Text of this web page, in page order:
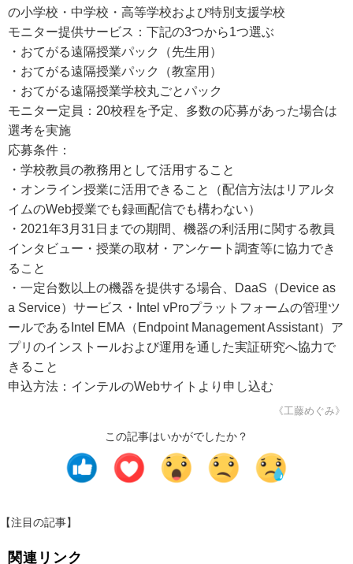
の小学校・中学校・高等学校および特別支援学校
モニター提供サービス：下記の3つから1つ選ぶ
・おてがる遠隔授業パック（先生用）
・おてがる遠隔授業パック（教室用）
・おてがる遠隔授業学校丸ごとパック
モニター定員：20校程を予定、多数の応募があった場合は
選考を実施
応募条件：
・学校教員の教務用として活用すること
・オンライン授業に活用できること（配信方法はリアルタ
イムのWeb授業でも録画配信でも構わない）
・2021年3月31日までの期間、機器の利活用に関する教員
インタビュー・授業の取材・アンケート調査等に協力でき
ること
・一定台数以上の機器を提供する場合、DaaS（Device as
a Service）サービス・Intel vProプラットフォームの管理ツ
ールであるIntel EMA（Endpoint Management Assistant）ア
プリのインストールおよび運用を通した実証研究へ協力で
きること
申込方法：インテルのWebサイトより申し込む
《工藤めぐみ》
この記事はいかがでしたか？
【注目の記事】
関連リンク